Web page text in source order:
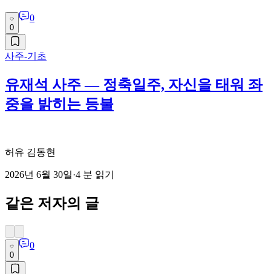
0
0
사주-기초
유재석 사주 — 정축일주, 자신을 태워 좌
중을 밝히는 등불
허유 김동현
2026년 6월 30일·4 분 읽기
같은 저자의 글
0
0